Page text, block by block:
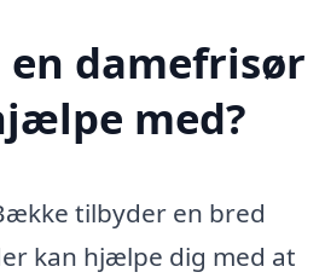
en damefrisør
med?
tilbyder en bred
kan hjælpe dig med at